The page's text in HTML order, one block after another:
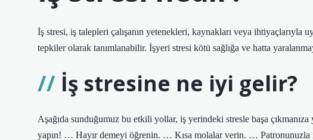
İş stresi, iş talepleri çalışanın yetenekleri, kaynakları veya ihtiyaçlarıyla
tepkiler olarak tanımlanabilir. İşyeri stresi kötü sağlığa ve hatta
İş stresine ne iyi gelir?
Aşağıda sunduğumuz bu etkili yollar, iş yerindeki stresle başa
yapın! … Hayır demeyi öğrenin. … Kısa molalar verin. …